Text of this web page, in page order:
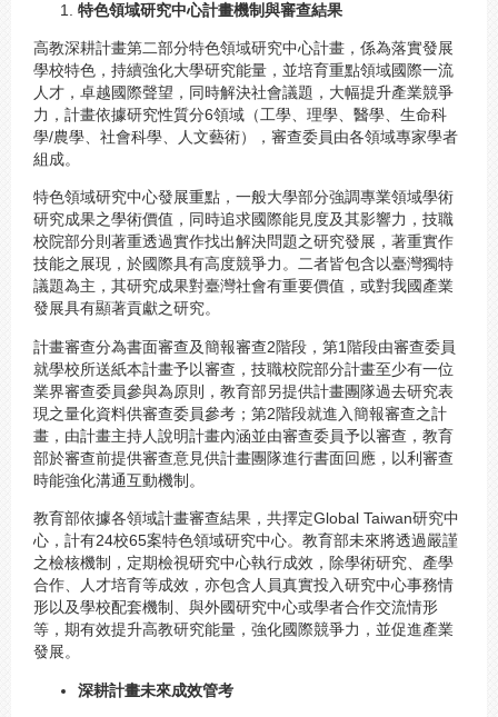
特色領域研究中心計畫機制與審查結果
高教深耕計畫第二部分特色領域研究中心計畫，係為落實發展
學校特色，持續強化大學研究能量，並培育重點領域國際一流
人才，卓越國際聲望，同時解決社會議題，大幅提升產業競爭
力，計畫依據研究性質分6領域（工學、理學、醫學、生命科
學/農學、社會科學、人文藝術），審查委員由各領域專家學者
組成。
特色領域研究中心發展重點，一般大學部分強調專業領域學術
研究成果之學術價值，同時追求國際能見度及其影響力，技職
校院部分則著重透過實作找出解決問題之研究發展，著重實作
技能之展現，於國際具有高度競爭力。二者皆包含以臺灣獨特
議題為主，其研究成果對臺灣社會有重要價值，或對我國產業
發展具有顯著貢獻之研究。
計畫審查分為書面審查及簡報審查2階段，第1階段由審查委員
就學校所送紙本計畫予以審查，技職校院部分計畫至少有一位
業界審查委員參與為原則，教育部另提供計畫團隊過去研究表
現之量化資料供審查委員參考；第2階段就進入簡報審查之計
畫，由計畫主持人說明計畫內涵並由審查委員予以審查，教育
部於審查前提供審查意見供計畫團隊進行書面回應，以利審查
時能強化溝通互動機制。
教育部依據各領域計畫審查結果，共擇定Global Taiwan研究中
心，計有24校65案特色領域研究中心。教育部未來將透過嚴謹
之檢核機制，定期檢視研究中心執行成效，除學術研究、產學
合作、人才培育等成效，亦包含人員真實投入研究中心事務情
形以及學校配套機制、與外國研究中心或學者合作交流情形
等，期有效提升高教研究能量，強化國際競爭力，並促進產業
發展。
深耕計畫未來成效管考